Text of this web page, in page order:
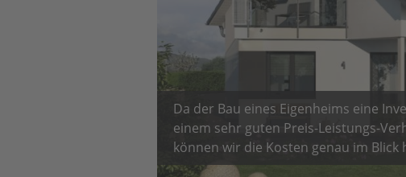
Da der Bau eines Eigenheims eine
einem sehr guten Preis-Leistungs-
können wir die Kosten genau im Blick